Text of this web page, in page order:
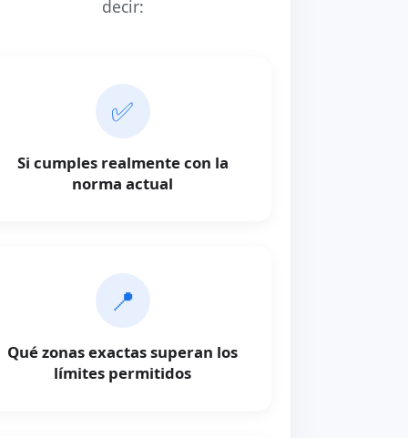
decir:
✅
Si cumples realmente con la
norma actual
📍
Qué zonas exactas superan los
límites permitidos